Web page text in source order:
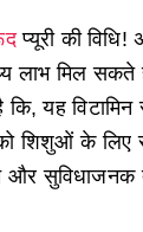
प्यूरी की
मिल सकते
यह
शिशुओं के
और सुविधाजनक